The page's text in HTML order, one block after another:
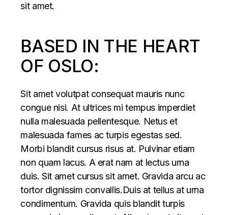
sit amet.
BASED IN THE HEART
OF OSLO:
Sit amet volutpat consequat mauris nunc
congue nisi. At ultrices mi tempus imperdiet
nulla malesuada pellentesque. Netus et
malesuada fames ac turpis egestas sed.
Morbi blandit cursus risus at. Pulvinar etiam
non quam lacus. A erat nam at lectus urna
duis. Sit amet cursus sit amet. Gravida arcu ac
tortor dignissim convallis.Duis at tellus at urna
condimentum. Gravida quis blandit turpis